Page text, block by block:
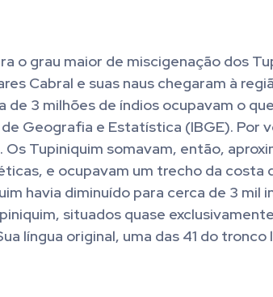
o grau maior de miscigenação dos
Cabral e suas naus chegaram à
de 3 milhões de índios ocupavam o
Geografia e Estatística (IBGE). Por
Os Tupiniquim somavam, então,
e ocupavam um trecho da costa
havia diminuído para cerca de 3 mil
situados quase
língua original, uma das 41 do